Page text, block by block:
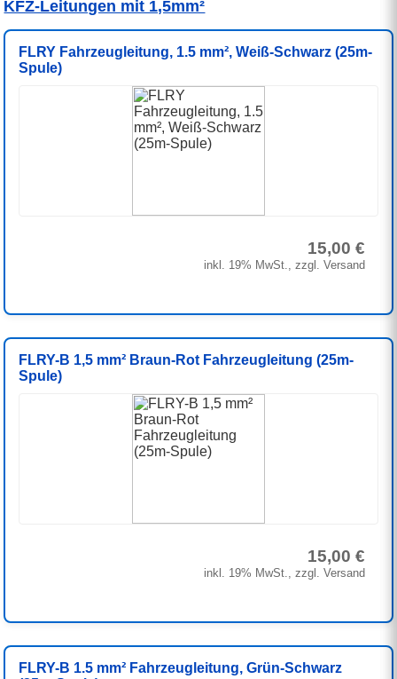
KFZ-Leitungen mit 1,5mm²
FLRY Fahrzeugleitung, 1.5 mm², Weiß-Schwarz (25m-
Spule)
15,00 €
inkl. 19% MwSt., zzgl. Versand
FLRY-B 1,5 mm² Braun-Rot Fahrzeugleitung (25m-
Spule)
15,00 €
inkl. 19% MwSt., zzgl. Versand
FLRY-B 1.5 mm² Fahrzeugleitung, Grün-Schwarz